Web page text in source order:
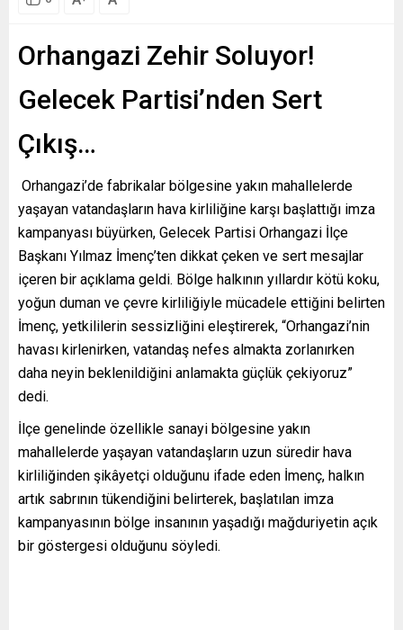
Orhangazi Zehir Soluyor!
Gelecek Partisi’nden Sert
Çıkış…
Orhangazi’de fabrikalar bölgesine yakın mahallelerde
yaşayan vatandaşların hava kirliliğine karşı başlattığı imza
kampanyası büyürken, Gelecek Partisi Orhangazi İlçe
Başkanı Yılmaz İmenç’ten dikkat çeken ve sert mesajlar
içeren bir açıklama geldi. Bölge halkının yıllardır kötü koku,
yoğun duman ve çevre kirliliğiyle mücadele ettiğini belirten
İmenç, yetkililerin sessizliğini eleştirerek, “Orhangazi’nin
havası kirlenirken, vatandaş nefes almakta zorlanırken
daha neyin beklenildiğini anlamakta güçlük çekiyoruz”
dedi.
İlçe genelinde özellikle sanayi bölgesine yakın
mahallelerde yaşayan vatandaşların uzun süredir hava
kirliliğinden şikâyetçi olduğunu ifade eden İmenç, halkın
artık sabrının tükendiğini belirterek, başlatılan imza
kampanyasının bölge insanının yaşadığı mağduriyetin açık
bir göstergesi olduğunu söyledi.